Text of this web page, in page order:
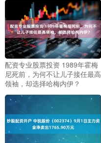
配资专业股票投资 1989年霍梅
尼死前，为何不让儿子接任最高
领袖，却选择哈梅内伊？